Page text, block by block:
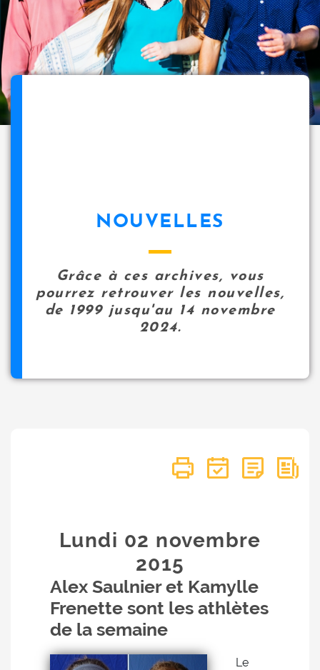
NOUVELLES
Grâce à ces archives, vous
pourrez retrouver les nouvelles,
de 1999 jusqu'au 14 novembre
2024.
Lundi 02 novembre
2015
Alex Saulnier et Kamylle
Frenette sont les athlètes
de la semaine
Le